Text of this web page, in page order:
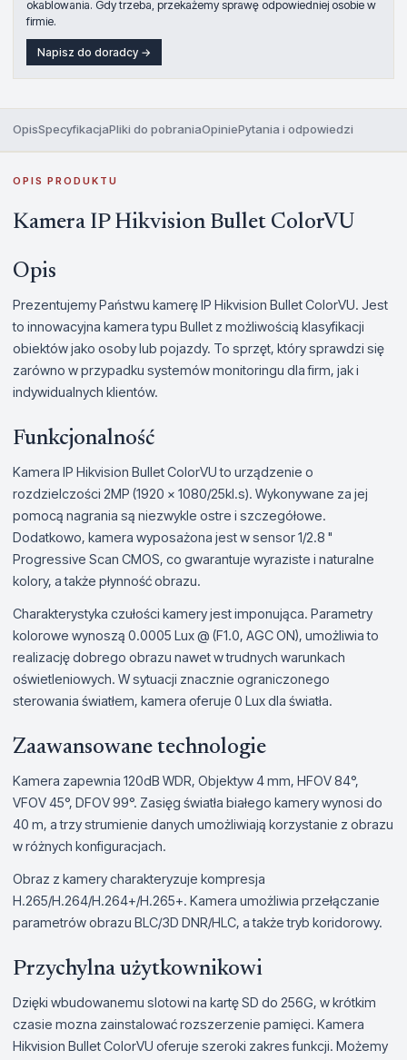
okablowania. Gdy trzeba, przekażemy sprawę odpowiedniej osobie w
firmie.
Napisz do doradcy →
OpisSpecyfikacjaPliki do pobraniaOpiniePytania i odpowiedzi
OPIS PRODUKTU
Kamera IP Hikvision Bullet ColorVU
Opis
Prezentujemy Państwu kamerę IP Hikvision Bullet ColorVU. Jest
to innowacyjna kamera typu Bullet z możliwością klasyfikacji
obiektów jako osoby lub pojazdy. To sprzęt, który sprawdzi się
zarówno w przypadku systemów monitoringu dla firm, jak i
indywidualnych klientów.
Funkcjonalność
Kamera IP Hikvision Bullet ColorVU to urządzenie o
rozdzielczości 2MP (1920 × 1080/25kl.s). Wykonywane za jej
pomocą nagrania są niezwykle ostre i szczegółowe.
Dodatkowo, kamera wyposażona jest w sensor 1/2.8 "
Progressive Scan CMOS, co gwarantuje wyraziste i naturalne
kolory, a także płynność obrazu.
Charakterystyka czułości kamery jest imponująca. Parametry
kolorowe wynoszą 0.0005 Lux @ (F1.0, AGC ON), umożliwia to
realizację dobrego obrazu nawet w trudnych warunkach
oświetleniowych. W sytuacji znacznie ograniczonego
sterowania światłem, kamera oferuje 0 Lux dla światła.
Zaawansowane technologie
Kamera zapewnia 120dB WDR, Objektyw 4 mm, HFOV 84°,
VFOV 45°, DFOV 99°. Zasięg światła białego kamery wynosi do
40 m, a trzy strumienie danych umożliwiają korzystanie z obrazu
w różnych konfiguracjach.
Obraz z kamery charakteryzuje kompresja
H.265/H.264/H.264+/H.265+. Kamera umożliwia przełączanie
parametrów obrazu BLC/3D DNR/HLC, a także tryb koridorowy.
Przychylna użytkownikowi
Dzięki wbudowanemu slotowi na kartę SD do 256G, w krótkim
czasie mozna zainstalować rozszerzenie pamięci. Kamera
Hikvision Bullet ColorVU oferuje szeroki zakres funkcji. Możemy